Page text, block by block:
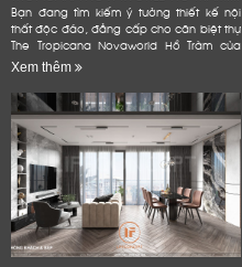
Bạn đang tìm kiếm ý tưởng thiết kế nội
thất độc đáo, đẳng cấp cho căn biệt thự
The Tropicana Novaworld Hồ Tràm của
mình? Hãy để Lifeconcept đồng hành
Xem thêm